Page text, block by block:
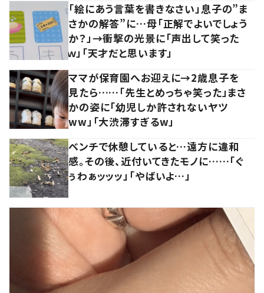
「絵にあう言葉を書きなさい」息子の”ま
さかの解答”に…母「正解でよいでしょう
か？」→衝撃の光景に「声出して笑った
ｗ」「天才だと思います」
ママが保育園へお迎えに→2歳息子を
見たら……「先生とめっちゃ笑った」まさ
かの姿に「幼児しか許されないヤツ
ww」「大渋滞すぎるw」
ベンチで休憩していると…遠方に違和
感。その後、近付いてきたモノに……「ぐ
ぅわぁッッッ」「やばいよ…」